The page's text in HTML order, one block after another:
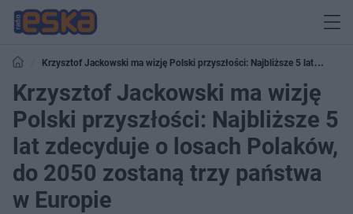
Krzysztof Jackowski ma wizję Polski przyszłości: Najbliższe 5 lat
zdecyduje o losach Polaków, do 2050 zostaną trzy państwa w Europie
Krzysztof Jackowski ma wizję
Polski przyszłości: Najbliższe 5
lat zdecyduje o losach Polaków,
do 2050 zostaną trzy państwa
w Europie